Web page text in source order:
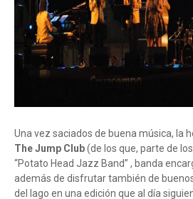
Una vez saciados de buena música, la
The Jump Club(de los que, parte de
“Potato Head Jazz Band” , banda
además de disfrutar también de
del lago en una edición que al día